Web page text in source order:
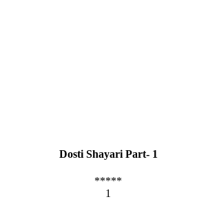
Dosti Shayari Part- 1
*****
1